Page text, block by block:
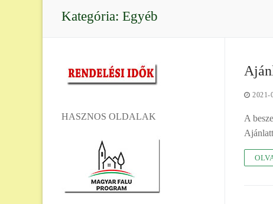
Kategória: Egyéb
2021-
A
HASZNOS OLDALAK